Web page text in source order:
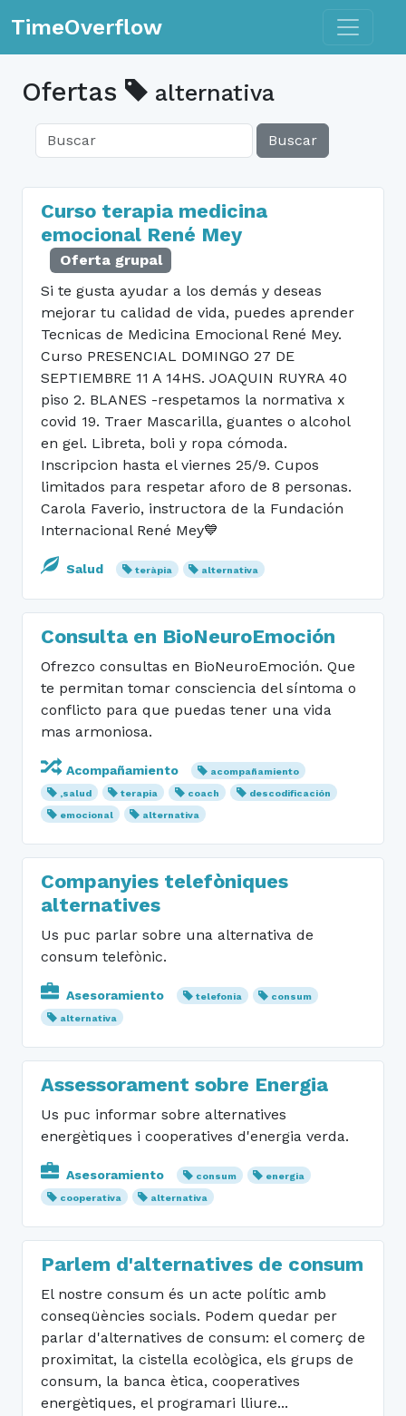
TimeOverflow Toggle
Ofertas alternativa
Buscar
Curso terapia medicina
emocional René Mey
Oferta grupal
Si te gusta ayudar a los demás y deseas
mejorar tu calidad de vida, puedes aprender
Tecnicas de Medicina Emocional René Mey.
Curso PRESENCIAL DOMINGO 27 DE
SEPTIEMBRE 11 A 14HS. JOAQUIN RUYRA 40
piso 2. BLANES -respetamos la normativa x
covid 19. Traer Mascarilla, guantes o alcohol
en gel. Libreta, boli y ropa cómoda.
Inscripcion hasta el viernes 25/9. Cupos
limitados para respetar aforo de 8 personas.
Carola Faverio, instructora de la Fundación
Internacional René Mey💙
Salud teràpia alternativa
Consulta en BioNeuroEmoción
Ofrezco consultas en BioNeuroEmoción. Que
te permitan tomar consciencia del síntoma o
conflicto para que puedas tener una vida
mas armoniosa.
Acompañamiento
acompañamiento
,salud
terapia coach
descodificación
emocional
alternativa
Companyies telefòniques
alternatives
Us puc parlar sobre una alternativa de
consum telefònic.
Asesoramiento telefonia
consum
alternativa
Assessorament sobre Energia
Us puc informar sobre alternatives
energètiques i cooperatives d'energia verda.
Asesoramiento consum
energia
cooperativa
alternativa
Parlem d'alternatives de consum
El nostre consum és un acte polític amb
conseqüències socials. Podem quedar per
parlar d'alternatives de consum: el comerç de
proximitat, la cistella ecològica, els grups de
consum, la banca ètica, cooperatives
energètiques, el programari lliure...